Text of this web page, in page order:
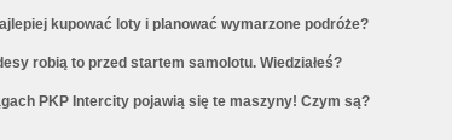
kupować loty i planować wymarzone podróże?
robią to przed startem samolotu. Wiedziałeś?
PKP Intercity pojawią się te maszyny! Czym są?